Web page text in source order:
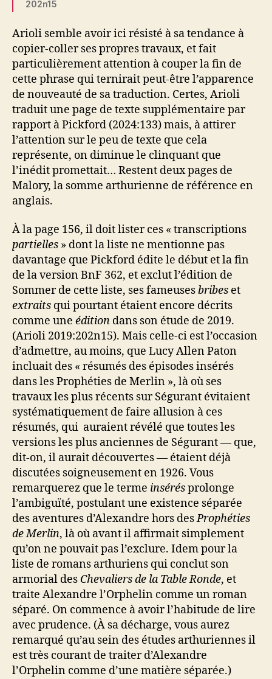
202n15
Arioli semble avoir ici résisté à sa tendance à
copier-coller ses propres travaux, et fait
particulièrement attention à couper la fin de
cette phrase qui ternirait peut-être l’apparence
de nouveauté de sa traduction. Certes, Arioli
traduit une page de texte supplémentaire par
rapport à Pickford (2024:133) mais, à attirer
l’attention sur le peu de texte que cela
représente, on diminue le clinquant que
l’inédit promettait… Restent deux pages de
Malory, la somme arthurienne de référence en
anglais.
À la page 156, il doit lister ces « transcriptions
partielles » dont la liste ne mentionne pas
davantage que Pickford édite le début et la fin
de la version BnF 362, et exclut l’édition de
Sommer de cette liste, ses fameusesbribes et
extraits qui pourtant étaient encore décrits
comme une édition dans son étude de 2019.
(Arioli 2019:202n15). Mais celle-ci est l’occasion
d’admettre, au moins, que Lucy Allen Paton
incluait des « résumés des épisodes insérés
dans les Prophéties de Merlin », là où ses
travaux les plus récents sur Ségurant évitaient
systématiquement de faire allusion à ces
résumés, qui auraient révélé que toutes les
versions les plus anciennes de Ségurant — que,
dit-on, il aurait découvertes — étaient déjà
discutées soigneusement en 1926. Vous
remarquerez que le terme insérésprolonge
l’ambiguïté, postulant une existence séparée
des aventures d’Alexandre hors desProphéties
de Merlin, là où avant il affirmait simplement
qu’on ne pouvait pas l’exclure. Idem pour la
liste de romans arthuriens qui conclut son
armorial des Chevaliers de la Table Ronde, et
traite Alexandre l’Orphelin comme un roman
séparé. On commence à avoir l’habitude de lire
avec prudence. (À sa décharge, vous aurez
remarqué qu’au sein des études arthuriennes il
est très courant de traiter d’Alexandre
l’Orphelin comme d’une matière séparée.)